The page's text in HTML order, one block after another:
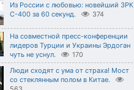
Из России с любовью: новейший ЗРК
С-400 за 60 секунд.
374
На совместной пресс-конференции
лидеров Турции и Украины Эрдоган
чуть не уснул.
170
Люди сходят с ума от страха! Мост
со стеклянным полом в Китае.